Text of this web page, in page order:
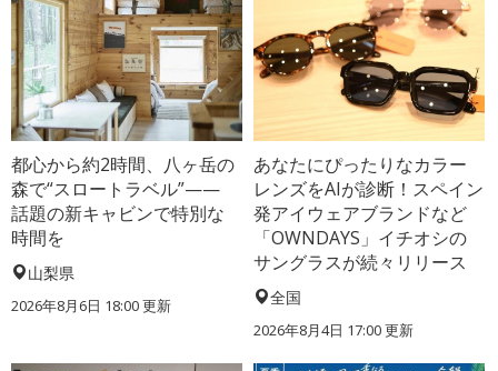
都心から約2時間、八ヶ岳の
森で“スロートラベル”——
話題の新キャビンで特別な
時間を
山梨県
2026年8月6日 18:00更新
あなたにぴったりなカラー
レンズをAIが診断！スペイン
発アイウェアブランドなど
「OWNDAYS」イチオシの
サングラスが続々リリース
全国
2026年8月4日 17:00更新